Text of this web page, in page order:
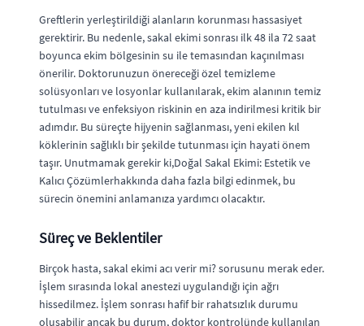
Greftlerin yerleştirildiği alanların korunması hassasiyet
gerektirir. Bu nedenle, sakal ekimi sonrası ilk 48 ila 72 saat
boyunca ekim bölgesinin su ile temasından kaçınılması
önerilir. Doktorunuzun önereceği özel temizleme
solüsyonları ve losyonlar kullanılarak, ekim alanının temiz
tutulması ve enfeksiyon riskinin en aza indirilmesi kritik bir
adımdır. Bu süreçte hijyenin sağlanması, yeni ekilen kıl
köklerinin sağlıklı bir şekilde tutunması için hayati önem
taşır. Unutmamak gerekir ki,Doğal Sakal Ekimi: Estetik ve
Kalıcı Çözümlerhakkında daha fazla bilgi edinmek, bu
sürecin önemini anlamanıza yardımcı olacaktır.
Süreç ve Beklentiler
Birçok hasta, sakal ekimi acı verir mi? sorusunu merak eder.
İşlem sırasında lokal anestezi uygulandığı için ağrı
hissedilmez. İşlem sonrası hafif bir rahatsızlık durumu
oluşabilir ancak bu durum, doktor kontrolünde kullanılan